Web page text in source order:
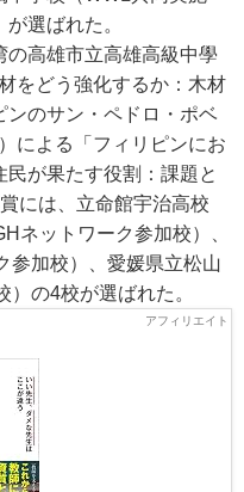
選ばれた。
高雄市立高雄高級中學
をどう強化するか：木材
ンのサン・ペドロ・ポベ
による「フィリピンにお
が果たす役割：課題と
には、立命館宇治高校
ネットワーク参加校）、
参加校）、愛媛県立松山
の4校が選ばれた。